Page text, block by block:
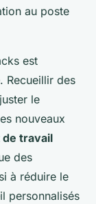
au poste
est
Recueillir des
le
nouveaux
de travail
des
à réduire le
personnalisés